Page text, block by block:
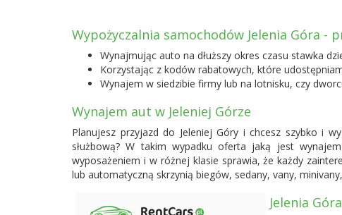
Wypożyczalnia samochodów Jelenia Góra -
Wynajmując auto na dłuższy okres czasu stawka
Korzystając z kodów rabatowych, które
Wynajem w siedzibie firmy lub na lotnisku, czy
Wynajem aut w Jeleniej Górze
Planujesz przyjazd do Jeleniej Góry i chcesz szybko i
służbową? W takim wypadku oferta jaką jest
wyposażeniem i w różnej klasie sprawia, że każdy
lub automatyczną skrzynią biegów, sedany, vany,
Jelenia